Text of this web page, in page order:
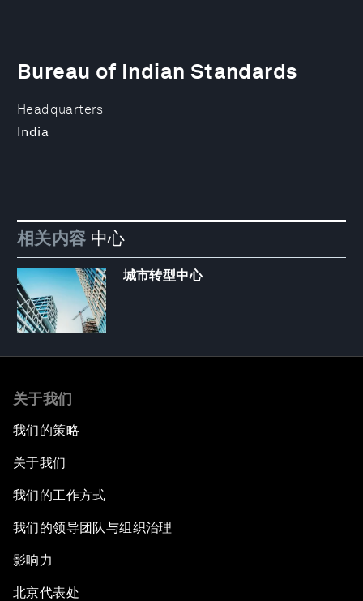
Headquarters
India
Bureau of Indian Standards
相关内容 中心
城市转型中心
关于我们
我们的策略
关于我们
我们的工作方式
我们的领导团队与组织治理
影响力
北京代表处